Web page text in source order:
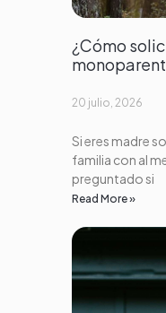
¿Cómo
20 julio, 2026
Si eres madre
familia con al
preguntado si
Read More »